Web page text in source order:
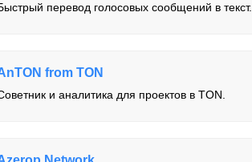
перевод голосовых сообщений в текст.
from TON
и аналитика для проектов в TON.